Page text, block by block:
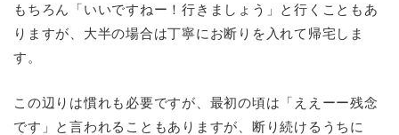
もちろん「いいですねー！行きましょう」と行くこともあ
りますが、大半の場合は丁寧にお断りを入れて帰宅しま
す。
この辺りは慣れも必要ですが、最初の頃は「ええーー残念
です」と言われることもありますが、断り続けるうちに